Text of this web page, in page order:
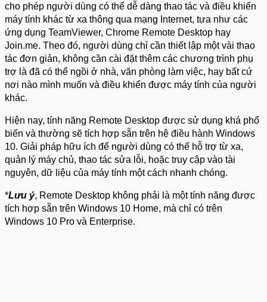
cho phép người dùng có thể dễ dàng thao tác và điều khiển
máy tính khác từ xa thông qua mạng Internet, tựa như các
ứng dụng TeamViewer, Chrome Remote Desktop hay
Join.me. Theo đó, người dùng chỉ cần thiết lập một vài thao
tác đơn giản, không cần cài đặt thêm các chương trình phụ
trợ là đã có thể ngồi ở nhà, văn phòng làm việc, hay bất cứ
nơi nào mình muốn và điều khiển được máy tính của người
khác.
Hiện nay, tính năng Remote Desktop được sử dụng khá phổ
biến và thường sẽ tích hợp sẵn trên hệ điều hành Windows
10. Giải pháp hữu ích để người dùng có thể hỗ trợ từ xa,
quản lý máy chủ, thao tác sửa lỗi, hoặc truy cập vào tài
nguyên, dữ liệu của máy tính một cách nhanh chóng.
*Lưu ý, Remote Desktop không phải là một tính năng được
tích hợp sẵn trên Windows 10 Home, mà chỉ có trên
Windows 10 Pro và Enterprise.